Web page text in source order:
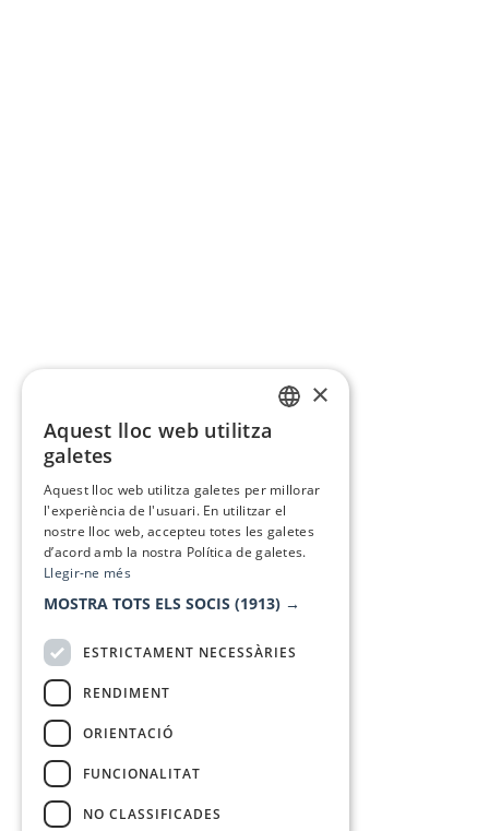
×
Aquest lloc web utilitza
galetes
Aquest lloc web utilitza galetes per millorar
l'experiència de l'usuari. En utilitzar el
nostre lloc web, accepteu totes les galetes
d’acord amb la nostra Política de galetes.
Llegir-ne més
MOSTRA TOTS ELS SOCIS (1913) →
ESTRICTAMENT NECESSÀRIES
RENDIMENT
ORIENTACIÓ
FUNCIONALITAT
NO CLASSIFICADES